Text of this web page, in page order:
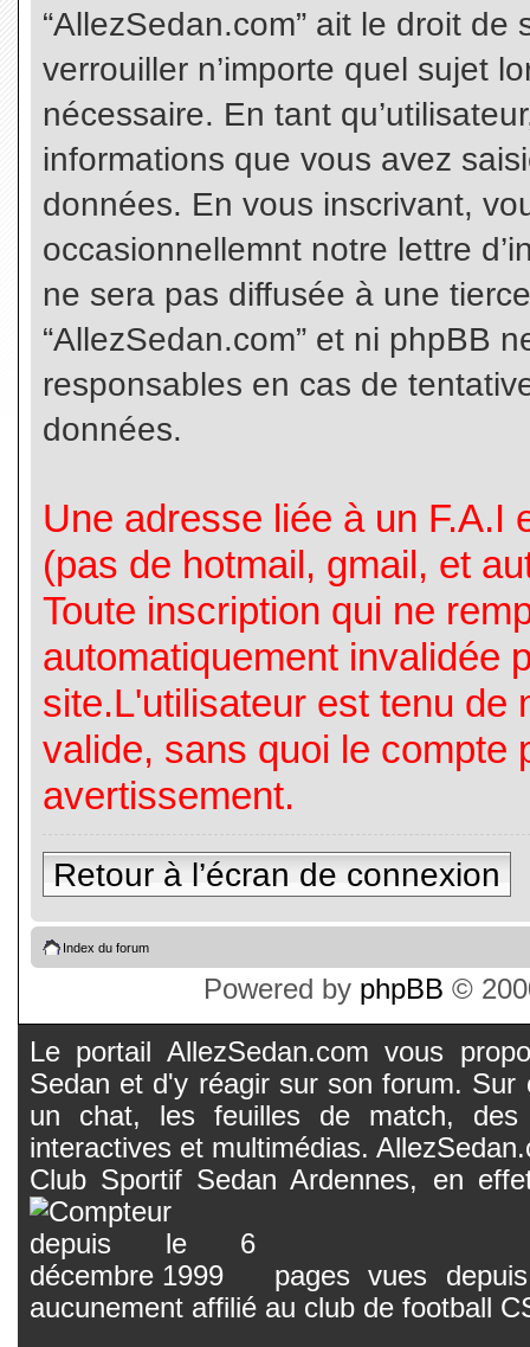
“AllezSedan.com” ait le droit de
verrouiller n’importe quel sujet
nécessaire. En tant
informations que vous avez
données. En vous inscrivant,
occasionnellemnt notre lettre
ne sera pas diffusée à une
“AllezSedan.com” et ni phpBB
responsables en cas de
données.
Une adresse liée à un F.A.I
(pas de hotmail, gmail, et
Toute inscription qui ne
automatiquement invalidée
site.L'utilisateur est tenu de
valide, sans quoi le compte
avertissement.
Retour à l’écran de connexion
Index du forum
Powered by phpBB ©
Le portail AllezSedan.com vous
Sedan et d'y réagir sur son forum.
un chat, les feuilles de match, des
interactives et multimédias.
Club Sportif Sedan Ardennes, en
pages vues
aucunement affilié au club de football